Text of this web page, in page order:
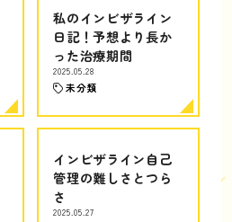
私のインビザライン
日記！予想より長か
った治療期間
2025.05.28
未分類
インビザライン自己
管理の難しさとつら
さ
2025.05.27